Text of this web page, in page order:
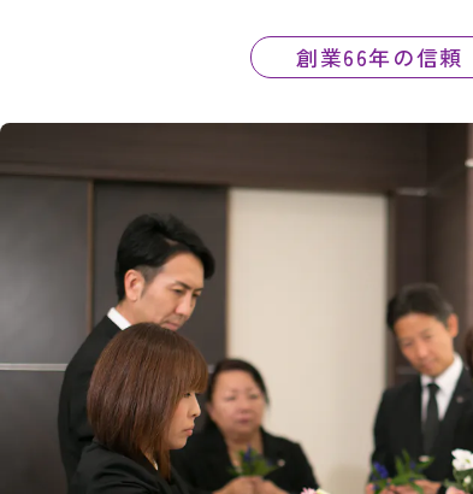
創業66年の信頼